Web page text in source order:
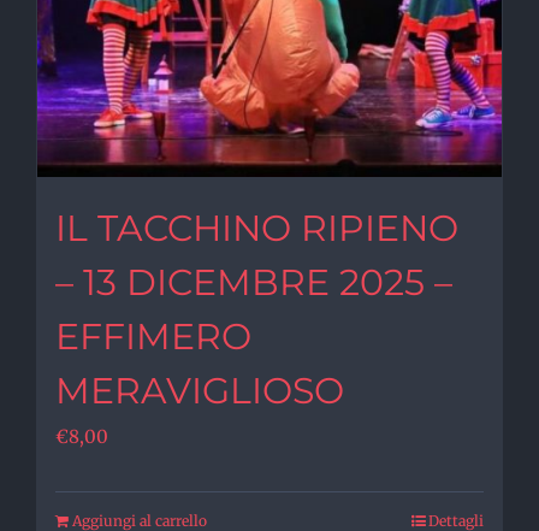
IL TACCHINO RIPIENO
– 13 DICEMBRE 2025 –
EFFIMERO
MERAVIGLIOSO
€8,00
Aggiungi al carrello Dettagli